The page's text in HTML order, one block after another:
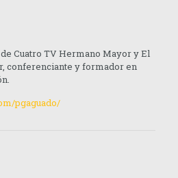
Cuatro TV Hermano Mayor y El
conferenciante y formador en
pgaguado/